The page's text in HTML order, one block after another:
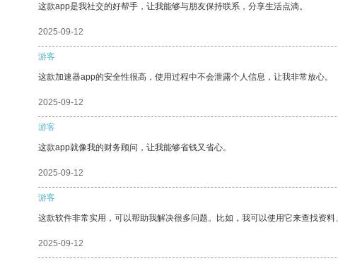
这款app是我社交的好帮手，让我能够与朋友保持联系，分享生活点滴。
2025-09-12
游客
这款加速器app的安全性很高，使用过程中不会泄露个人信息，让我非常放心。
2025-09-12
游客
这款app就像我的财务顾问，让我能够省钱又省心。
2025-09-12
游客
这款软件非常实用，可以帮助我解决很多问题。比如，我可以使用它来查找资料
2025-09-12